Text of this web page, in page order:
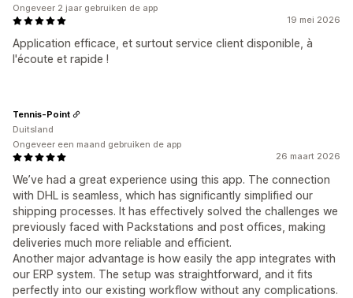
19 mei 2026
Application efficace, et surtout service client disponible, à
l'écoute et rapide !
Ongeveer 2 jaar gebruiken de app
26 maart 2026
We’ve had a great experience using this app. The connection
with DHL is seamless, which has significantly simplified our
shipping processes. It has effectively solved the challenges we
previously faced with Packstations and post offices, making
deliveries much more reliable and efficient.
Another major advantage is how easily the app integrates with
our ERP system. The setup was straightforward, and it fits
perfectly into our existing workflow without any complications.
Tennis-Point
Duitsland
Ongeveer een maand gebruiken de app